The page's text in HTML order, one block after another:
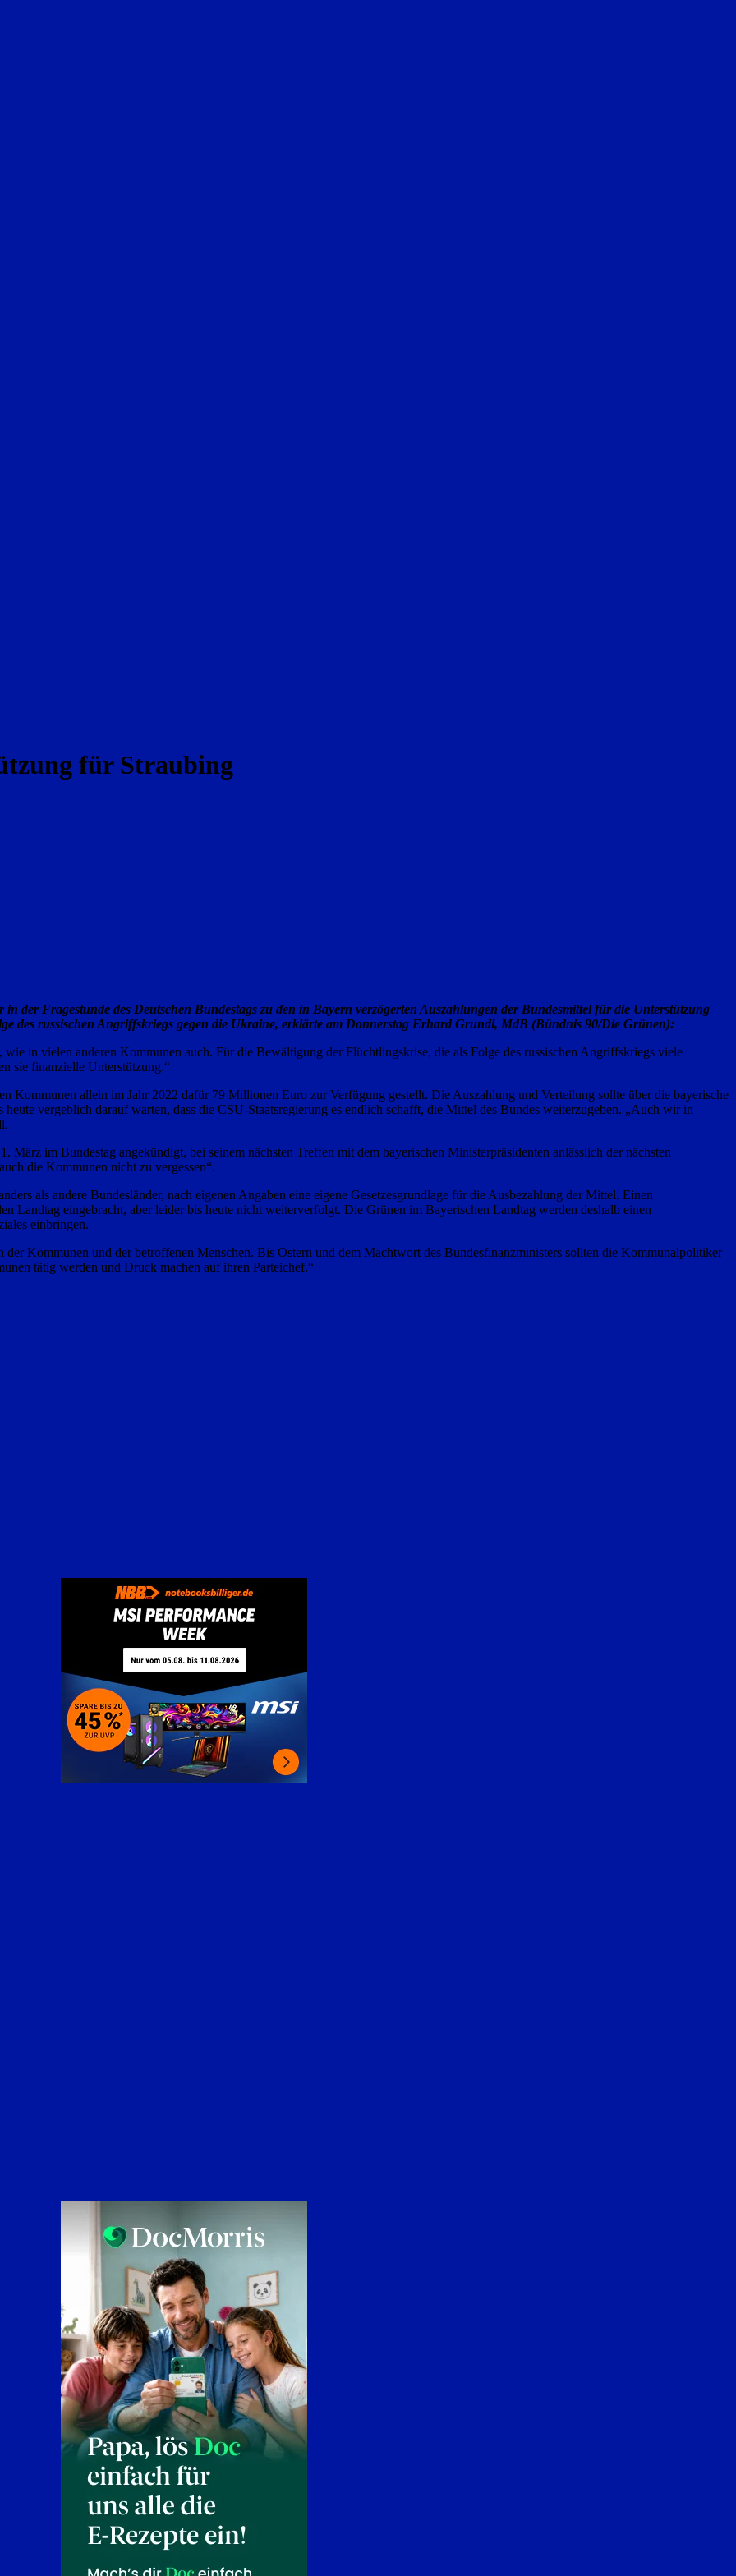
für Straubing
der Fragestunde des Deutschen Bundestags zu den in Bayern verzögerten Auszahlungen der Bundesmittel für die Unterstützung
des russischen Angriffskriegs gegen die Ukraine, erklärte am Donnerstag Erhard Grundl, MdB (Bündnis 90/Die Grünen):
in vielen anderen Kommunen auch. Für die Bewältigung der Flüchtlingskrise, die als Folge des russischen Angriffskriegs viele
sie finanzielle Unterstützung.“
Kommunen allein im Jahr 2022 dafür 79 Millionen Euro zur Verfügung gestellt. Die Auszahlung und Verteilung sollte über die bayerische
vergeblich darauf warten, dass die CSU-Staatsregierung es endlich schafft, die Mittel des Bundes weiterzugeben. „Auch wir in
März im Bundestag angekündigt, bei seinem nächsten Treffen mit dem bayerischen Ministerpräsidenten anlässlich der nächsten
die Kommunen nicht zu vergessen“.
als andere Bundesländer, nach eigenen Angaben eine eigene Gesetzesgrundlage für die Ausbezahlung der Mittel. Einen
Landtag eingebracht, aber leider bis heute nicht weiterverfolgt. Die Grünen im Bayerischen Landtag werden deshalb einen
einbringen.
Kommunen und der betroffenen Menschen. Bis Ostern und dem Machtwort des Bundesfinanzministers sollten die Kommunalpolitiker
tätig werden und Druck machen auf ihren Parteichef.“